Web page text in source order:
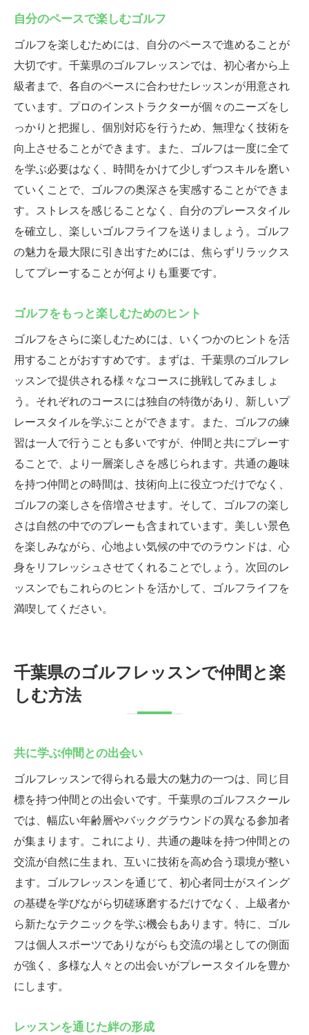
自分のペースで楽しむゴルフ
ゴルフを楽しむためには、自分のペースで進めることが
大切です。千葉県のゴルフレッスンでは、初心者から上
級者まで、各自のペースに合わせたレッスンが用意され
ています。プロのインストラクターが個々のニーズをし
っかりと把握し、個別対応を行うため、無理なく技術を
向上させることができます。また、ゴルフは一度に全て
を学ぶ必要はなく、時間をかけて少しずつスキルを磨い
ていくことで、ゴルフの奥深さを実感することができま
す。ストレスを感じることなく、自分のプレースタイル
を確立し、楽しいゴルフライフを送りましょう。ゴルフ
の魅力を最大限に引き出すためには、焦らずリラックス
してプレーすることが何よりも重要です。
ゴルフをもっと楽しむためのヒント
ゴルフをさらに楽しむためには、いくつかのヒントを活
用することがおすすめです。まずは、千葉県のゴルフレ
ッスンで提供される様々なコースに挑戦してみましょ
う。それぞれのコースには独自の特徴があり、新しいプ
レースタイルを学ぶことができます。また、ゴルフの練
習は一人で行うことも多いですが、仲間と共にプレーす
ることで、より一層楽しさを感じられます。共通の趣味
を持つ仲間との時間は、技術向上に役立つだけでなく、
ゴルフの楽しさを倍増させます。そして、ゴルフの楽し
さは自然の中でのプレーも含まれています。美しい景色
を楽しみながら、心地よい気候の中でのラウンドは、心
身をリフレッシュさせてくれることでしょう。次回のレ
ッスンでもこれらのヒントを活かして、ゴルフライフを
満喫してください。
千葉県のゴルフレッスンで仲間と楽
しむ方法
共に学ぶ仲間との出会い
ゴルフレッスンで得られる最大の魅力の一つは、同じ目
標を持つ仲間との出会いです。千葉県のゴルフスクール
では、幅広い年齢層やバックグラウンドの異なる参加者
が集まります。これにより、共通の趣味を持つ仲間との
交流が自然に生まれ、互いに技術を高め合う環境が整い
ます。ゴルフレッスンを通じて、初心者同士がスイング
の基礎を学びながら切磋琢磨するだけでなく、上級者か
ら新たなテクニックを学ぶ機会もあります。特に、ゴル
フは個人スポーツでありながらも交流の場としての側面
が強く、多様な人々との出会いがプレースタイルを豊か
にします。
レッスンを通じた絆の形成